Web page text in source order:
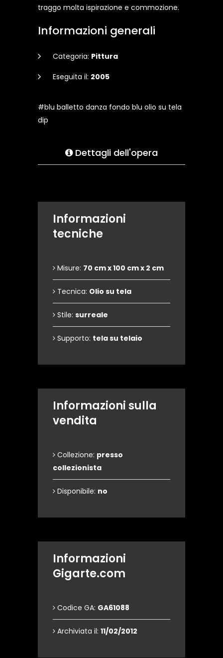
traggo molta ispirazione e commozione.
Informazioni generali
Categoria: Pittura
Eseguita il: 2005
#blu balletto danza fondo blu olio su tela
dip
Dettagli dell'opera
Informazioni
tecniche
Misure: 70 cm x 100 cm x 2 cm
Tecnica: Olio su tela
Stile: surreale
Supporto: tela su telaio
Informazioni sulla
vendita
Collezione: presso
collezionista
Disponibile: no
Informazioni
Gigarte.com
Codice GA: GA61088
Archiviata il: 11/02/2012